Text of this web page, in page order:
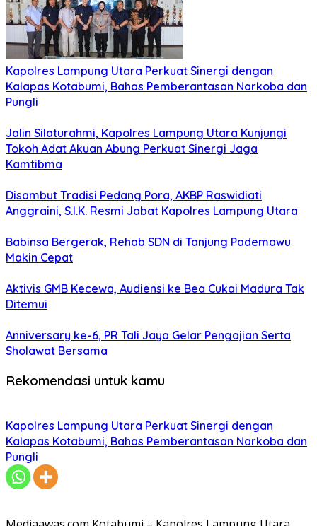
Kapolres Lampung Utara Perkuat Sinergi dengan
Kalapas Kotabumi, Bahas Pemberantasan Narkoba dan
Pungli
Jalin Silaturahmi, Kapolres Lampung Utara Kunjungi
Tokoh Adat Akuan Abung Perkuat Sinergi Jaga
Kamtibma
Disambut Tradisi Pedang Pora, AKBP Raswidiati
Anggraini, S.I.K. Resmi Jabat Kapolres Lampung Utara
Babinsa Bergerak, Rehab SDN di Tanjung Pademawu
Makin Cepat
Aktivis GMB Kecewa, Audiensi ke Bea Cukai Madura Tak
Ditemui
Anniversary ke-6, PR Tali Jaya Gelar Pengajian Serta
Sholawat Bersama
Rekomendasi untuk kamu
Kapolres Lampung Utara Perkuat Sinergi dengan
Kalapas Kotabumi, Bahas Pemberantasan Narkoba dan
Pungli